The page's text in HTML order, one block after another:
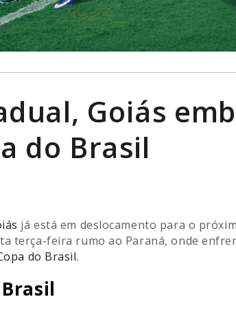
Goiás
do Brasil
já está em deslocamento para o
terça-feira rumo ao Paraná, onde
do Brasil.